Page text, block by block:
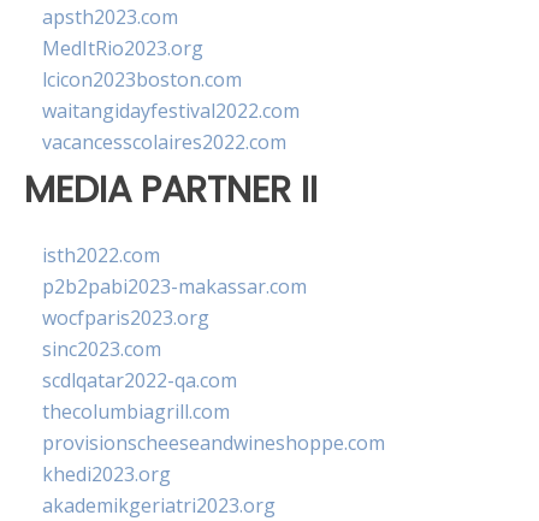
apsth2023.com
MedItRio2023.org
lcicon2023boston.com
waitangidayfestival2022.com
vacancesscolaires2022.com
MEDIA PARTNER II
isth2022.com
p2b2pabi2023-makassar.com
wocfparis2023.org
sinc2023.com
scdlqatar2022-qa.com
thecolumbiagrill.com
provisionscheeseandwineshoppe.com
khedi2023.org
akademikgeriatri2023.org